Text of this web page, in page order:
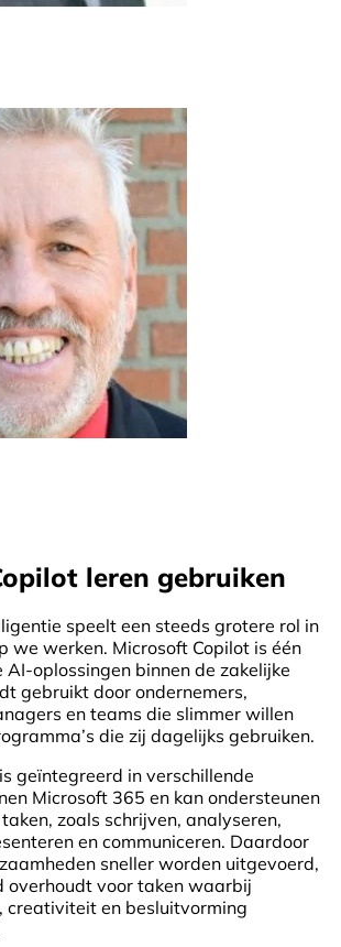
leren gebruiken
speelt een steeds grotere rol in
we werken. Microsoft Copilot is één
oplossingen binnen de zakelijke
gebruikt door ondernemers,
en teams die slimmer willen
die zij dagelijks gebruiken.
geïntegreerd in verschillende
Microsoft 365 en kan ondersteunen
zoals schrijven, analyseren,
en communiceren. Daardoor
sneller worden uitgevoerd,
overhoudt voor taken waarbij
creativiteit en besluitvorming